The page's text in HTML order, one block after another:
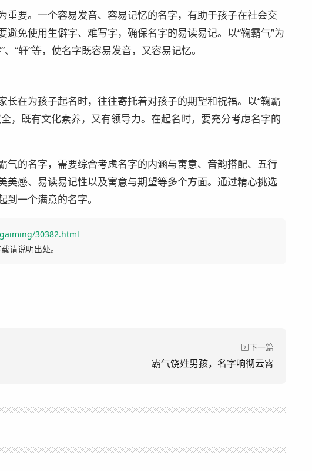
重要。一个容易发音、容易记忆的名字，有助于孩子在社会交
免使用生僻字、难写字，确保名字的易读易记。以“鞠霸气”为
“轩”等，使名字既容易发音，又容易记忆。
长在为孩子起名时，往往寄托着对孩子的期望和祝福。以“鞠霸
，既有文化素养，又有领导力。在起名时，要充分考虑名字的
气的名字，需要综合考虑名字的内涵与寓意、音韵搭配、五行
美感、易读易记性以及寓意与期望等多个方面。通过精心挑选
一个满意的名字。
30382.html
请说明出处。
下一篇
霸气饶姓男孩，名字响彻云霄